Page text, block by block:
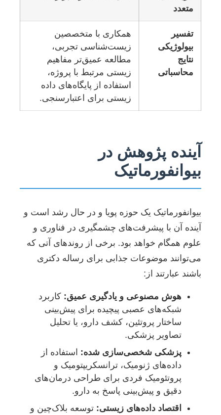
متعدد
تفسیر
بیولوژیکی
نتایج
محاسباتی
همکاری با متخصصین
زیست‌شناسی تجربی،
مطالعه عمیق‌تر مفاهیم
زیستی مرتبط با پروژه،
استفاده از پایگاه‌های داده‌
زیستی برای اعتبارسنجی.
آینده پژوهش در
بیوانفورماتیک
بیوانفورماتیک یک حوزه پویا و در حال رشد است و
آینده آن با پیشرفت‌های چشمگیری در فناوری و
علوم همگام خواهد بود. برخی از روندهای آتی که
می‌توانند موضوعات جذابی برای رساله دکتری
باشند عبارتند از:
هوش مصنوعی و یادگیری عمیق: کاربرد
شبکه‌های عصبی پیچیده برای پیش‌بینی
ساختار پروتئین، کشف دارو، یا تحلیل
تصاویر پزشکی.
پزشکی شخصی‌سازی شده: استفاده از
داده‌های ژنومیک، ترانسکریپتومیک و
پروتئومیک فردی برای طراحی درمان‌های
دقیق و پیش‌بینی پاسخ به دارو.
اقتصاد داده‌های زیستی: توسعه بلاک‌چین و